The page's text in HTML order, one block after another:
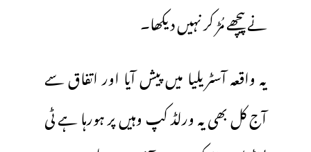
نے پیچھے مُڑ کر نہیں دیکھا۔
یہ واقعہ آسٹریلیا میں پیش آیا اور اتفاق سے
آج کل بھی یہ ورلڈ کپ وہیں پر ہورہا ہے ٹی